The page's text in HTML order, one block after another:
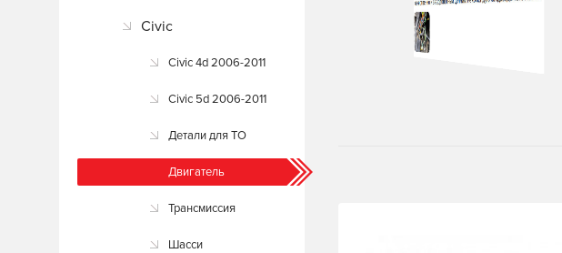
Civic
Civic 4d 2006-2011
Civic 5d 2006-2011
Детали для ТО
Двигатель
Трансмиссия
Шасси